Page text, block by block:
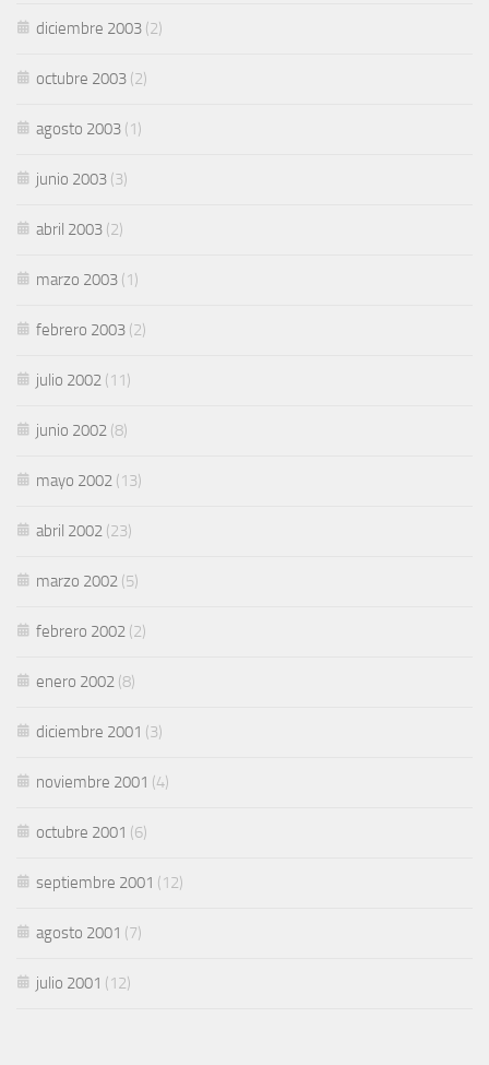
diciembre 2003 (2)
octubre 2003 (2)
agosto 2003 (1)
junio 2003 (3)
abril 2003 (2)
marzo 2003 (1)
febrero 2003 (2)
julio 2002 (11)
junio 2002 (8)
mayo 2002 (13)
abril 2002 (23)
marzo 2002 (5)
febrero 2002 (2)
enero 2002 (8)
diciembre 2001 (3)
noviembre 2001 (4)
octubre 2001 (6)
septiembre 2001 (12)
agosto 2001 (7)
julio 2001 (12)